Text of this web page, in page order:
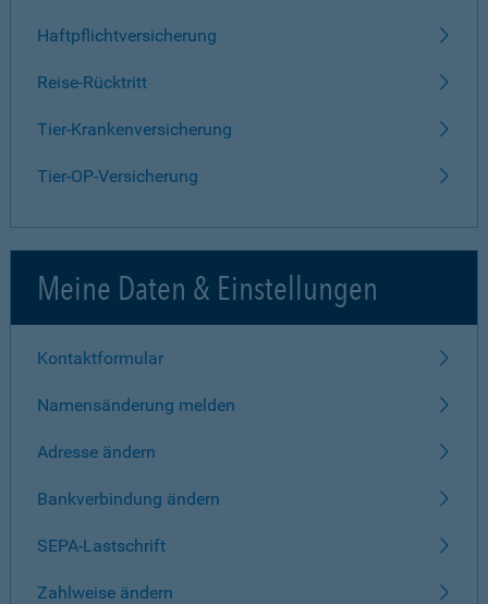
Haftpflichtversicherung
Reise-Rücktritt
Tier-Krankenversicherung
Tier-OP-Versicherung
Meine Daten & Einstellungen
Kontaktformular
Namensänderung melden
Adresse ändern
Bankverbindung ändern
SEPA-Lastschrift
Zahlweise ändern